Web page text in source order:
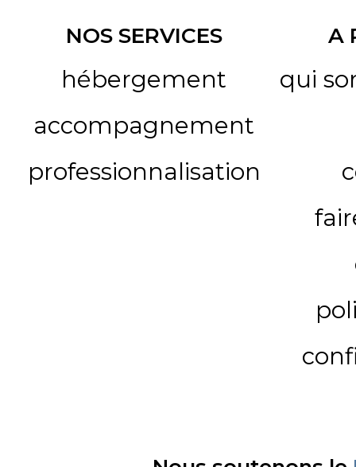
NOS SERVICES
hébergement
accompagnement
professionnalisation
A
qui